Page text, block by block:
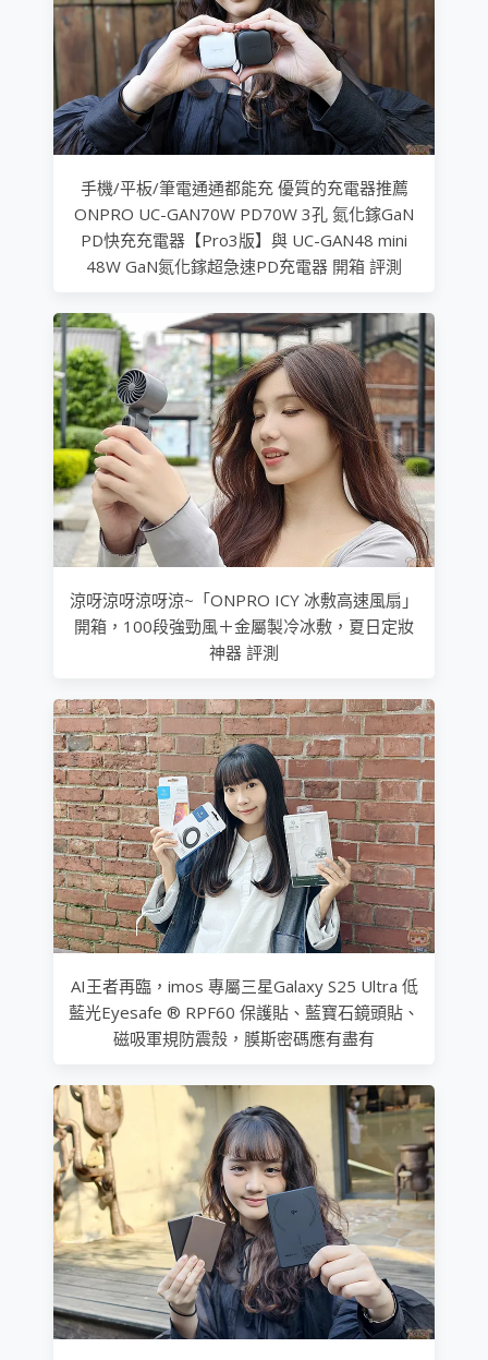
手機/平板/筆電通通都能充 優質的充電器推薦
ONPRO UC-GAN70W PD70W 3孔 氮化鎵GaN
PD快充充電器【Pro3版】與 UC-GAN48 mini
48W GaN氮化鎵超急速PD充電器 開箱 評測
涼呀涼呀涼呀涼~「ONPRO ICY 冰敷高速風扇」
開箱，100段強勁風＋金屬製冷冰敷，夏日定妝
神器 評測
AI王者再臨，imos 專屬三星Galaxy S25 Ultra 低
藍光Eyesafe ® RPF60 保護貼、藍寶石鏡頭貼、
磁吸軍規防震殼，膜斯密碼應有盡有